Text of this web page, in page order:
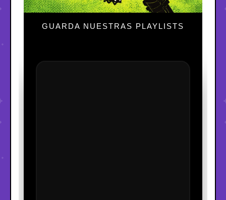
GUARDA NUESTRAS PLAYLISTS